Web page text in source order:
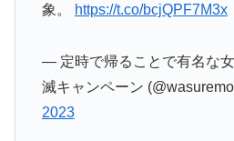
象。
https://t.co/bcjQPF7M3x
— 定時で帰ることで有名な女
滅キャンペーン
2023